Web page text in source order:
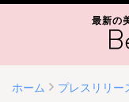
最新の
ホーム プレスリリー